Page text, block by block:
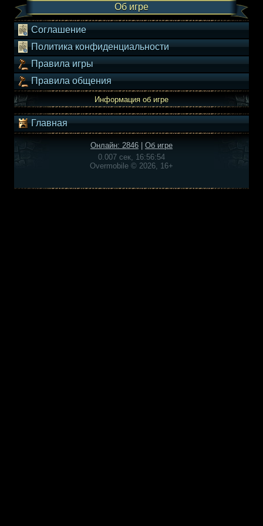
Об игре
Соглашение
Политика конфиденциальности
Правила игры
Правила общения
Информация об игре
Главная
Онлайн: 2846
Об игре
0.007 сек, 16:56:54
Overmobile © 2026, 16+